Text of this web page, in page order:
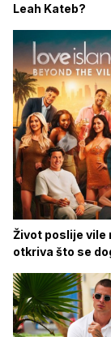
Leah Kateb?
Život poslije vile
otkriva što se